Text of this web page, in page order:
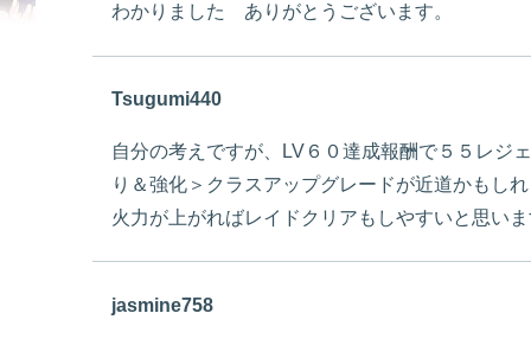
わかりました ありがとうございます。
Tsugumi440
自分の考えですが、LV６０達成報酬で５５レジ
り＆強化＞クラスアップグレードが近道かもし
火力が上がればレイドクリアもしやすいと思い
jasmine758